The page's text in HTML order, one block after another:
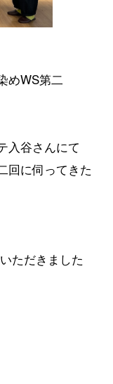
めWS第二
入谷さんにて
回に伺ってきた
ただきました